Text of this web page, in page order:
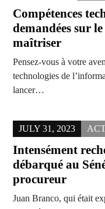
Compétences
demandées sur
maîtriser
Pensez-vous à votre
technologies de
lancer…
JULY 31, 2023
Intensément
débarqué au
procureur
Juan Branco, qui était